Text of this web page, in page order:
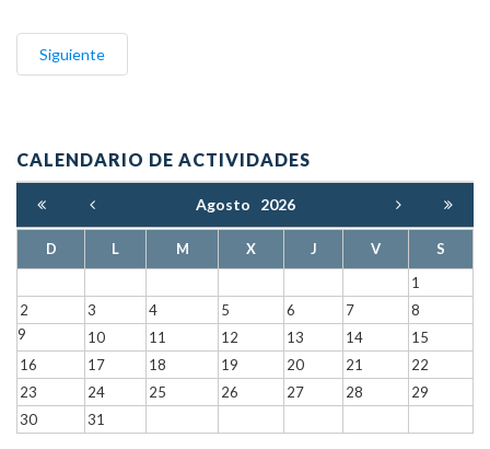
Siguiente
CALENDARIO DE ACTIVIDADES
Agosto 2026
D L M X J V
S
1
2
3 4 5 6 7
8
9
10 11 12 13 14
15
16
17 18 19 20 21
22
23
24 25 26 27 28
29
30
31